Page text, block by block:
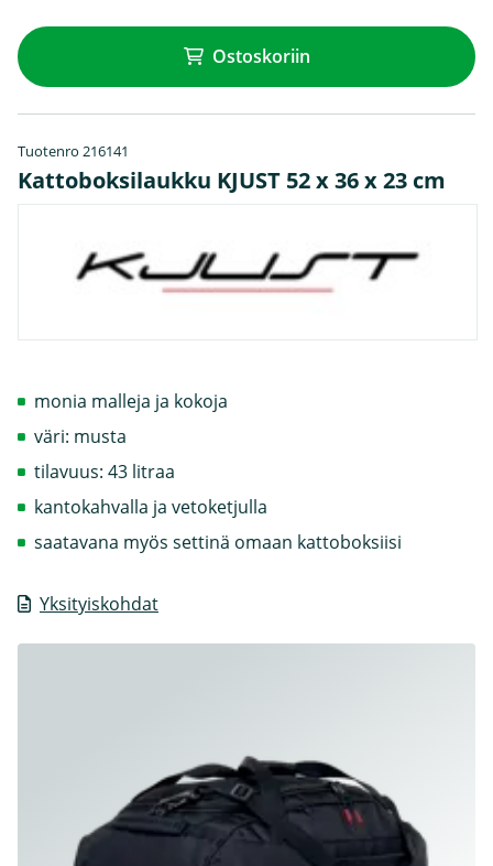
Ostoskoriin
Tuotenro 216141
Kattoboksilaukku KJUST 52 x 36 x 23 cm
Yksityiskohdat
monia malleja ja kokoja
väri: musta
tilavuus: 43 litraa
kantokahvalla ja vetoketjulla
saatavana myös settinä omaan kattoboksiisi